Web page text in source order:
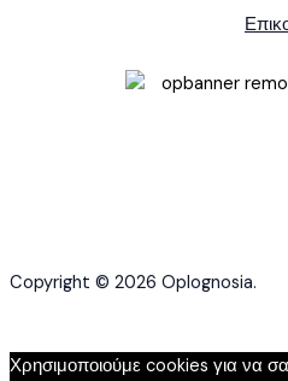
Copyright © 2026 Oplognosia.
Χρησιμοποιούμε cookies για να